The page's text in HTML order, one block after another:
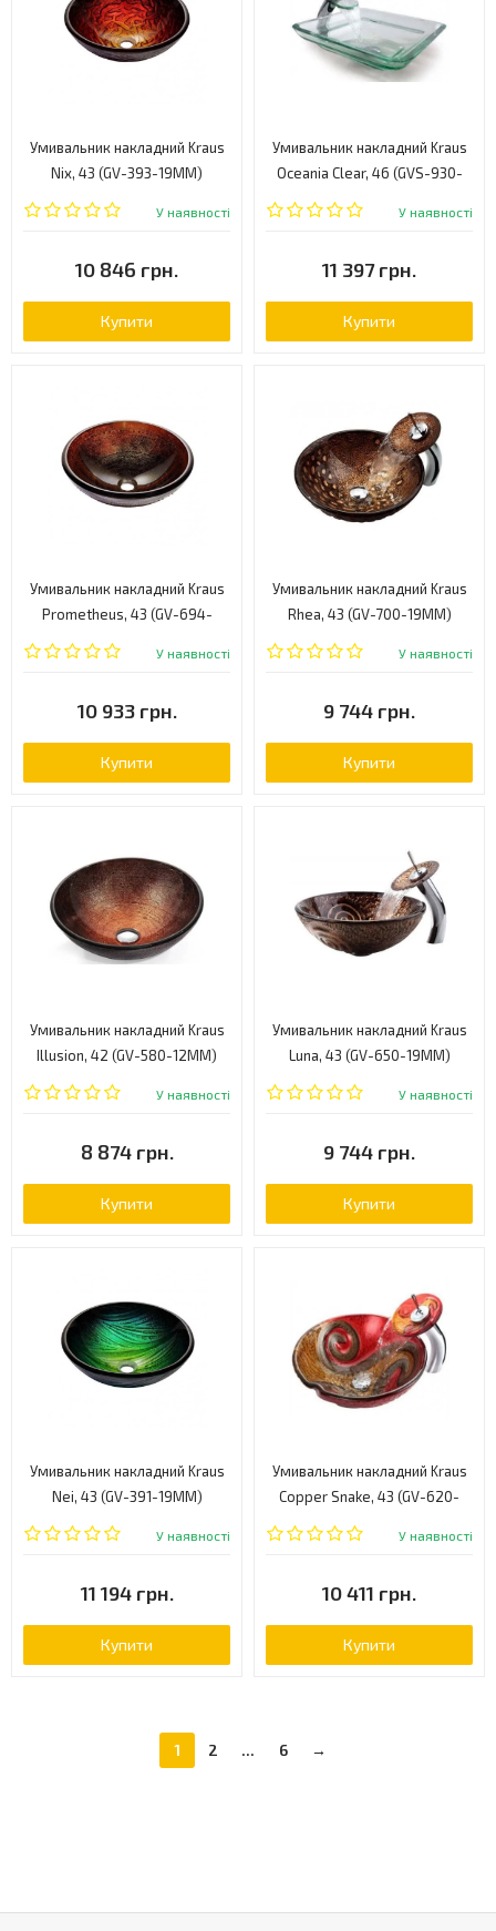
Умивальник накладний Kraus
Nix, 43 (GV-393-19MM)
У наявності
10 846 грн.
Купити
Умивальник накладний Kraus
Oceania Clear, 46 (GVS-930-
19MM)
У наявності
11 397 грн.
Купити
Умивальник накладний Kraus
Prometheus, 43 (GV-694-
19MM)
У наявності
10 933 грн.
Купити
Умивальник накладний Kraus
Rhea, 43 (GV-700-19MM)
У наявності
9 744 грн.
Купити
Умивальник накладний Kraus
Illusion, 42 (GV-580-12MM)
У наявності
8 874 грн.
Купити
Умивальник накладний Kraus
Luna, 43 (GV-650-19MM)
У наявності
9 744 грн.
Купити
Умивальник накладний Kraus
Nei, 43 (GV-391-19MM)
У наявності
11 194 грн.
Купити
Умивальник накладний Kraus
Copper Snake, 43 (GV-620-
17MM)
У наявності
10 411 грн.
Купити
1 2 ... 6 →